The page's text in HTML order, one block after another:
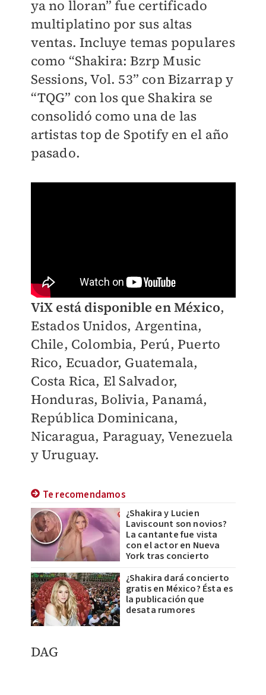
ya no lloran” fue certificado
multiplatino por sus altas
ventas. Incluye temas populares
como “Shakira: Bzrp Music
Sessions, Vol. 53” con Bizarrap y
“TQG” con los que Shakira se
consolidó como una de las
artistas top de Spotify en el año
pasado.
ViX está disponible en México,
Estados Unidos, Argentina,
Chile, Colombia, Perú, Puerto
Rico, Ecuador, Guatemala,
Costa Rica, El Salvador,
Honduras, Bolivia, Panamá,
República Dominicana,
Nicaragua, Paraguay, Venezuela
y Uruguay.
Te recomendamos
¿Shakira y Lucien
Laviscount son novios?
La cantante fue vista
con el actor en Nueva
York tras concierto
¿Shakira dará concierto
gratis en México? Ésta es
la publicación que
desata rumores
DAG